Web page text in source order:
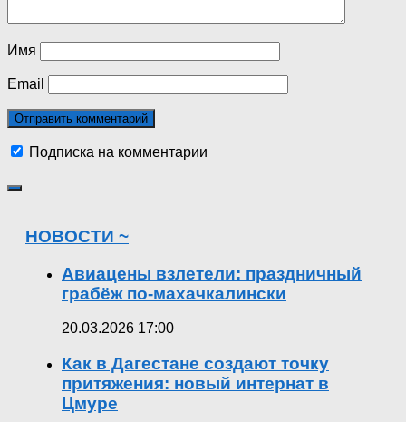
Имя
Email
Подписка на комментарии
НОВОСТИ ~
Авиацены взлетели: праздничный
грабёж по-махачкалински
20.03.2026 17:00
Как в Дагестане создают точку
притяжения: новый интернат в
Цмуре